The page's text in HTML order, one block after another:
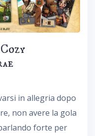
in allegria dopo
non avere la gola
forte per